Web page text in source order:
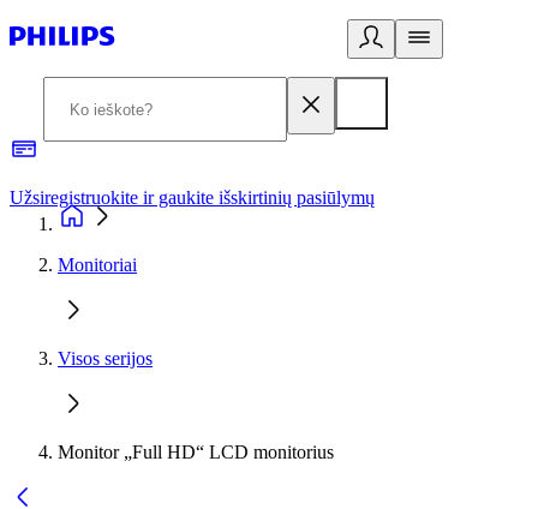
Užsiregistruokite ir gaukite išskirtinių pasiūlymų
Monitoriai
Visos serijos
Monitor „Full HD“ LCD monitorius